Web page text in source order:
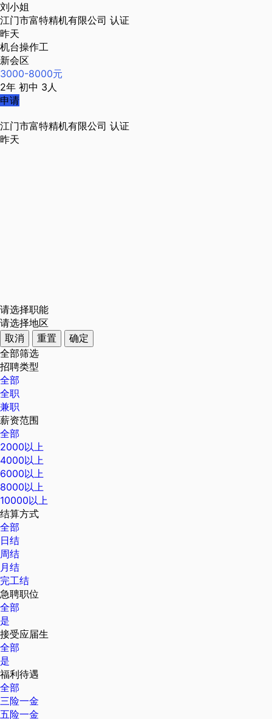
刘小姐
江门市富特精机有限公司 认证
昨天
机台操作工
新会区
3000-8000元
2年 初中 3人
申请
江门市富特精机有限公司 认证
昨天
请选择职能
请选择地区
取消
重置
确定
全部筛选
招聘类型
全部
全职
兼职
薪资范围
全部
2000以上
4000以上
6000以上
8000以上
10000以上
结算方式
全部
日结
周结
月结
完工结
急聘职位
全部
是
接受应届生
全部
是
福利待遇
全部
三险一金
五险一金